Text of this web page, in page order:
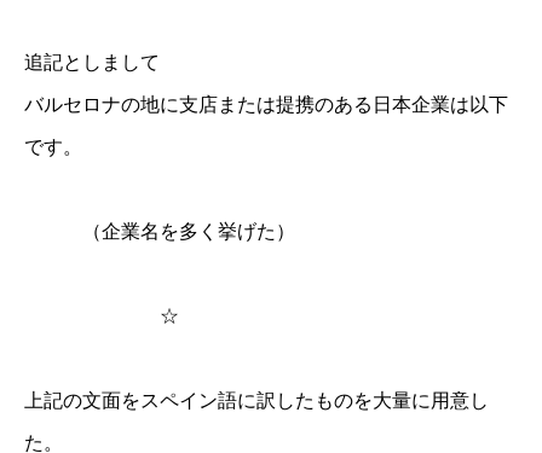
追記としまして
バルセロナの地に支店または提携のある日本企業は以下
です。
（企業名を多く挙げた）
☆
上記の文面をスペイン語に訳したものを大量に用意し
た。